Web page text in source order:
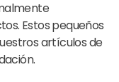
Estos pequeños
artículos de